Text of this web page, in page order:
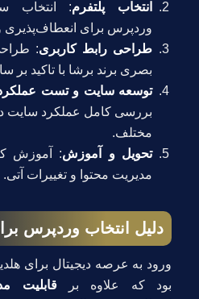
انتخاب پلتفرم: انتخاب
وردپرس برای انعطاف‌پذیری
طراحی رابط کاربری:
بصری برند برشا با تاکید بر
توسعه سایت و تست
بررسی کامل عملکرد سایت
مختلف.
تحویل و آموزش: آموزش
مدیریت محتوا و تغییرات آتی.
دلیل انتخاب وردپرس
ورود به عرصه دیجیتال برای
بود که علاوه برقابلیت